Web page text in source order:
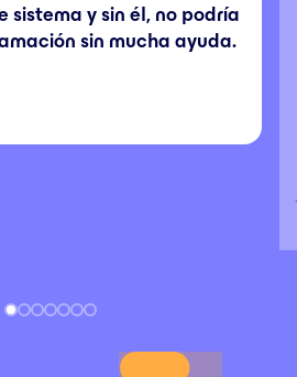
sistema y sin él, no podría
sin mucha ayuda.